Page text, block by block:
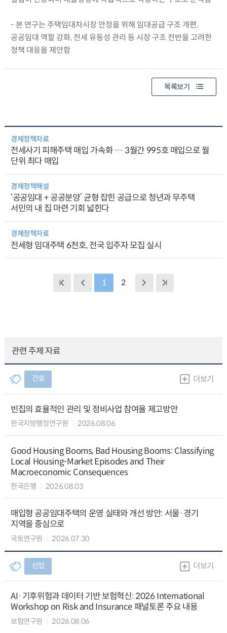
- 본 연구는 주택임대차시장 안정을 위해 임대공급 구조 개편,
공공임대 역할 강화, 전세 유동성 관리 등 시장 구조 전반을 고려한
정책 대응을 제안함
목록보기
경제정책자료
전세사기 피해주택 매입 가속화 … 3월간 995호 매입으로 월
단위 최다 매입
경제정책해설
‘공공임대 + 공공분양’ 균형 잡힌 공급으로 청년과 무주택
서민의 내 집 마련 기회 넓힌다
경제정책자료
전세형 임대주택 6천호, 전국 입주자 모집 실시
1 2
관련 주제 자료
건설 더보기
빈집의 효율적인 관리 및 정비사업 참여율 제고방안
한국지방행정연구원 2026.08.06
Good Housing Booms, Bad Housing Booms: Classifying
Local Housing-Market Episodes and Their
Macroeconomic Consequences
한국은행 2026.08.03
매입형 공공임대주택의 운영 실태와 개선 방안: 서울·경기
지역을 중심으로
국토연구원 2026.07.30
산업 더보기
AI·기후위험과 데이터 기반 보험혁신: 2026 International
Workshop on Risk and Insurance 패널토론 주요 내용
보험연구원 2026.08.06